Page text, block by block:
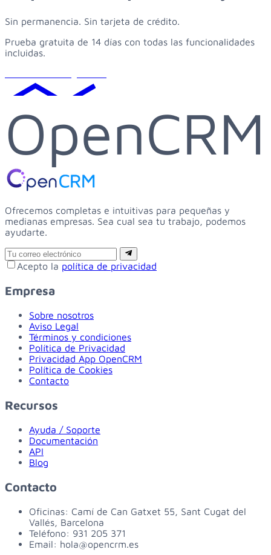
Sin permanencia. Sin tarjeta de crédito.
Prueba gratuita de 14 días con todas las funcionalidades
incluidas.
OpenCRM
Ofrecemos completas e intuitivas para pequeñas y
medianas empresas. Sea cual sea tu trabajo, podemos
ayudarte.
Email
Suscribirse
Acepto la política de privacidad
Empresa
Sobre nosotros
Aviso Legal
Términos y condiciones
Política de Privacidad
Privacidad App OpenCRM
Política de Cookies
Contacto
Recursos
Ayuda / Soporte
Documentación
API
Blog
Contacto
Oficinas: Camí de Can Gatxet 55, Sant Cugat del
Vallés, Barcelona
Teléfono: 931 205 371
Email: hola@opencrm.es